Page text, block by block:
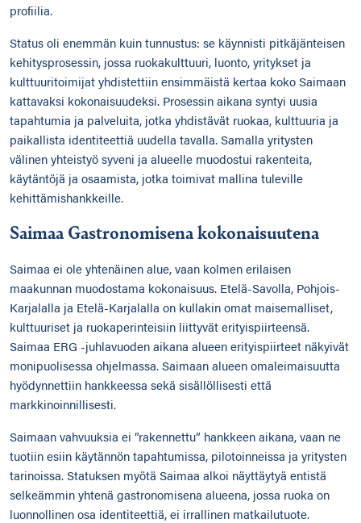
profiilia.
Status oli enemmän kuin tunnustus: se käynnisti pitkäjänteisen
kehitysprosessin, jossa ruokakulttuuri, luonto, yritykset ja
kulttuuritoimijat yhdistettiin ensimmäistä kertaa koko Saimaan
kattavaksi kokonaisuudeksi. Prosessin aikana syntyi uusia
tapahtumia ja palveluita, jotka yhdistävät ruokaa, kulttuuria ja
paikallista identiteettiä uudella tavalla. Samalla yritysten
välinen yhteistyö syveni ja alueelle muodostui rakenteita,
käytäntöjä ja osaamista, jotka toimivat mallina tuleville
kehittämishankkeille.
Saimaa Gastronomisena kokonaisuutena
Saimaa ei ole yhtenäinen alue, vaan kolmen erilaisen
maakunnan muodostama kokonaisuus. Etelä-Savolla, Pohjois-
Karjalalla ja Etelä-Karjalalla on kullakin omat maisemalliset,
kulttuuriset ja ruokaperinteisiin liittyvät erityispiirteensä.
Saimaa ERG -juhlavuoden aikana alueen erityispiirteet näkyivät
monipuolisessa ohjelmassa. Saimaan alueen omaleimaisuutta
hyödynnettiin hankkeessa sekä sisällöllisesti että
markkinoinnillisesti.
Saimaan vahvuuksia ei ”rakennettu” hankkeen aikana, vaan ne
tuotiin esiin käytännön tapahtumissa, pilotoinneissa ja yritysten
tarinoissa. Statuksen myötä Saimaa alkoi näyttäytyä entistä
selkeämmin yhtenä gastronomisena alueena, jossa ruoka on
luonnollinen osa identiteettiä, ei irrallinen matkailutuote.